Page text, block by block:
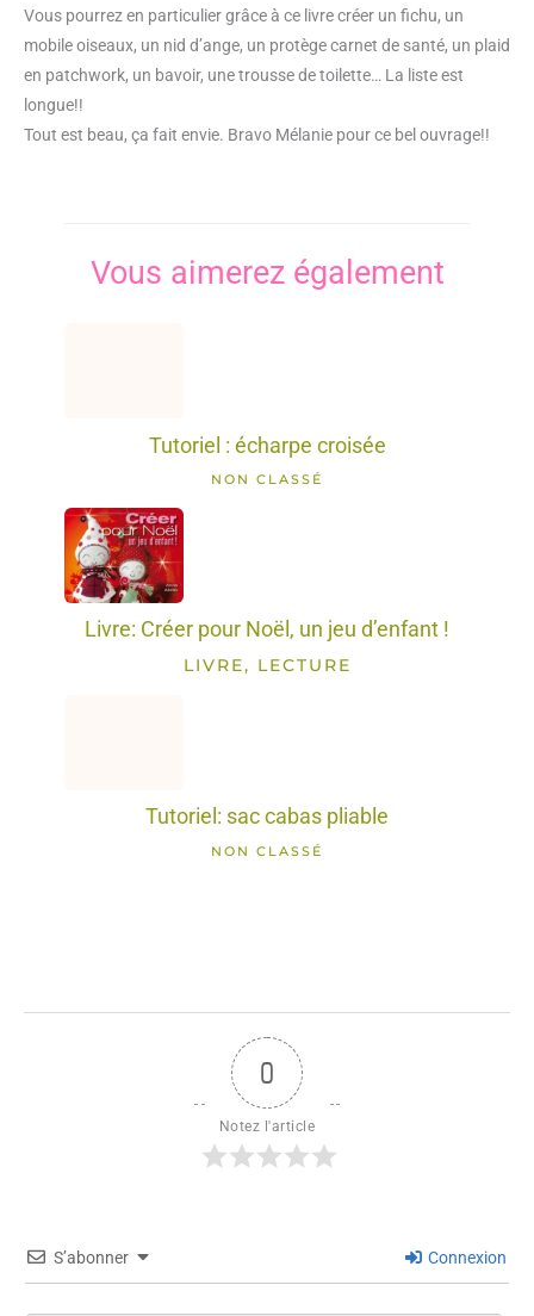
Vous pourrez en particulier grâce à ce livre créer un fichu, un
mobile oiseaux, un nid d’ange, un protège carnet de santé, un plaid
en patchwork, un bavoir, une trousse de toilette… La liste est
longue!!
Tout est beau, ça fait envie. Bravo Mélanie pour ce bel ouvrage!!
Vous aimerez également
Tutoriel : écharpe croisée
NON CLASSÉ
Livre: Créer pour Noël, un jeu d’enfant !
LIVRE, LECTURE
Tutoriel: sac cabas pliable
NON CLASSÉ
0
Notez l'article
S’abonner Connexion